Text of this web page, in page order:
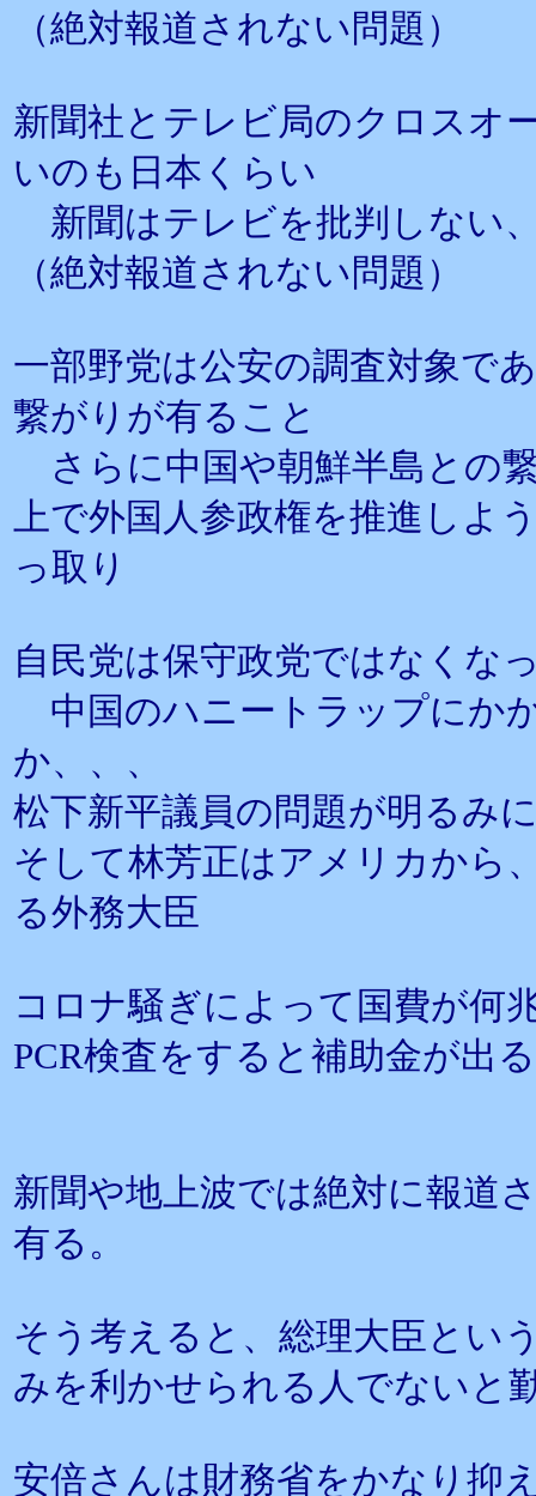
（絶対報道されない問題）
新聞社とテレビ局のクロスオ
いのも日本くらい
新聞はテレビを批判しない
（絶対報道されない問題）
一部野党は公安の調査対象で
繋がりが有ること
さらに中国や朝鮮半島との
上で外国人参政権を推進しよ
っ取り
自民党は保守政党ではなくな
中国のハニートラップにか
か、、、
松下新平議員の問題が明る
そして林芳正はアメリカから
る外務大臣
コロナ騒ぎによって国費が何
PCR検査をすると補助金が出
新聞や地上波では絶対に報道
有る。
そう考えると、総理大臣とい
みを利かせられる人でないと
安倍さんは財務省をかなり抑